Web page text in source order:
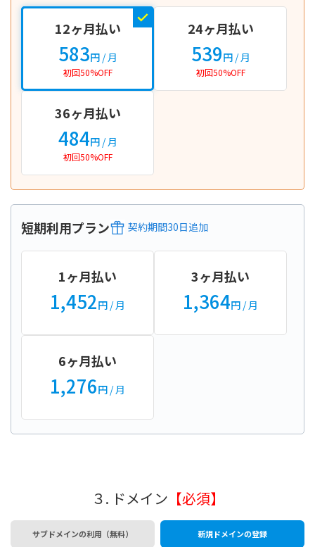
12ヶ月払い
583円/ 月
初回50%OFF
24ヶ月払い
539円/ 月
初回50%OFF
36ヶ月払い
484円/ 月
初回50%OFF
短期利用プラン 契約期間30日追加
1ヶ月払い
1,452円 / 月
3ヶ月払い
1,364円 / 月
6ヶ月払い
1,276円 / 月
３. ドメイン 【必須】
サブドメインの利用（無料） 新規ドメインの登録